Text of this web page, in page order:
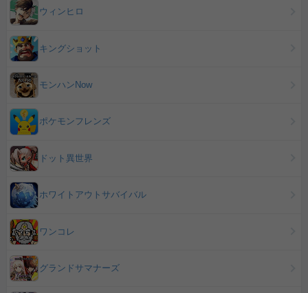
ウィンヒロ
キングショット
モンハンNow
ポケモンフレンズ
ドット異世界
ホワイトアウトサバイバル
ワンコレ
グランドサマナーズ